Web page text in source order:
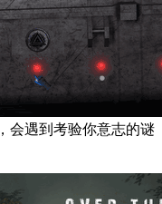
会遇到考验你意志的谜